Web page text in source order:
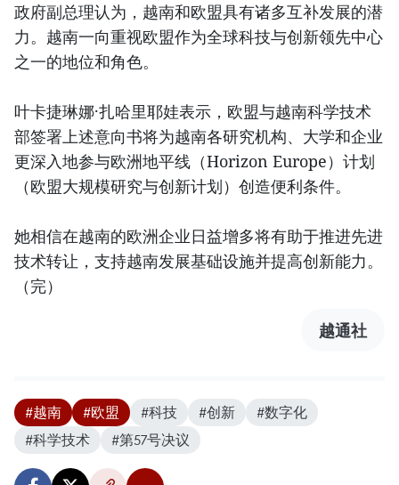
政府副总理认为，越南和欧盟具有诸多互补发展的潜
力。越南一向重视欧盟作为全球科技与创新领先中心
之一的地位和角色。
叶卡捷琳娜·扎哈里耶娃表示，欧盟与越南科学技术
部签署上述意向书将为越南各研究机构、大学和企业
更深入地参与欧洲地平线（Horizon Europe）计划
（欧盟大规模研究与创新计划）创造便利条件。
她相信在越南的欧洲企业日益增多将有助于推进先进
技术转让，支持越南发展基础设施并提高创新能力。
（完）
越通社
#越南 #欧盟 #科技 #创新
#数字化
#科学技术
#第57号决议